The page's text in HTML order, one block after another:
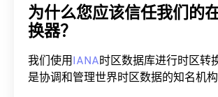
为什么您应该信任我们的
换器？
我们使用IANA时区数据库进行时区转
是协调和管理世界时区数据的知名机构